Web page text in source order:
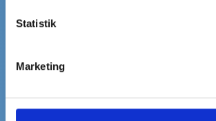
Statistik
Marketing
bæredygtig fremtid og inviterer
partnere til at deltage i denne